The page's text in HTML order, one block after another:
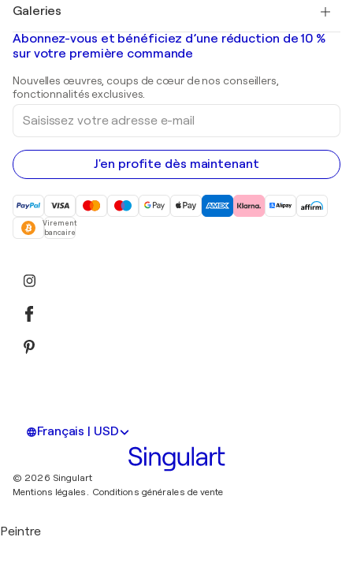
Banksy
Mr. Brainwash
Shepard Fairey
Tableaux abstraits à vendre
Peintures de paysage
Estampes
Peintures acryliques
Galeries
Galeries d'art en France
Galeries d'art en Belgique
Abonnez-vous et bénéficiez d’une réduction de 10 %
sur votre première commande
Nouvelles œuvres, coups de cœur de nos conseillers,
fonctionnalités exclusives.
Saisissez
votre
adresse
e-
mail
J'en profite dès maintenant
Virement
bancaire
Français | USD
© 2026 Singulart
Mentions légales. Conditions générales de vente
Peintre